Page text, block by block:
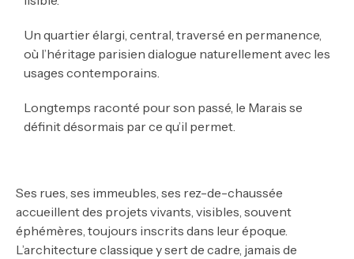
Un quartier élargi, central, traversé en permanence,
où l’héritage parisien dialogue naturellement avec les
usages contemporains.
Longtemps raconté pour son passé, le Marais se
définit désormais par ce qu’il permet.
Ses rues, ses immeubles, ses rez-de-chaussée
accueillent des projets vivants, visibles, souvent
éphémères, toujours inscrits dans leur époque.
L’architecture classique y sert de cadre, jamais de